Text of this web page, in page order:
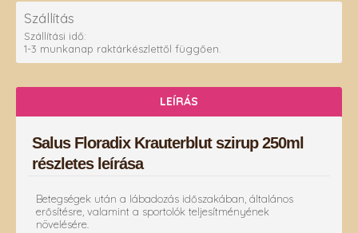
Szállítás
Szállítási idő:
1-3 munkanap raktárkészlettől függően.
LEÍRÁS
Salus Floradix Krauterblut szirup 250ml
részletes leírása
Betegségek után a lábadozás időszakában, általános
erősítésre, valamint a sportolók teljesítményének
növelésére.